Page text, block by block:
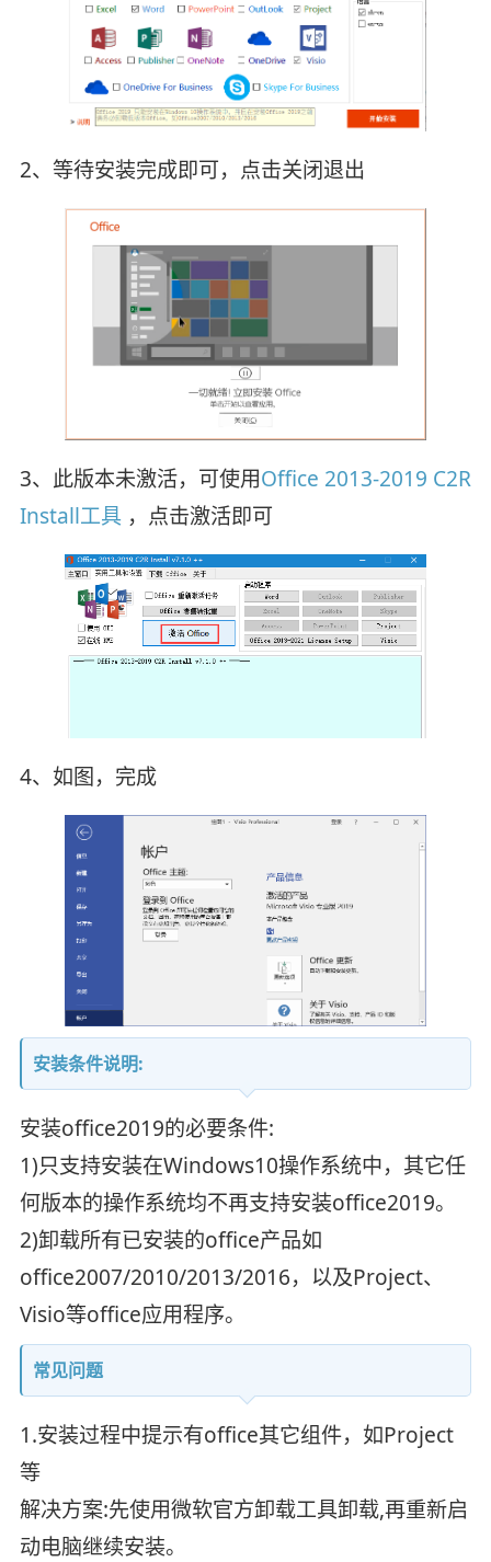
2、等待安装完成即可，点击关闭退出
3、此版本未激活，可使用Office 2013-2019 C2R
Install工具，点击激活即可
4、如图，完成
安装条件说明:
安装office2019的必要条件:
1)只支持安装在Windows10操作系统中，其它任
何版本的操作系统均不再支持安装office2019。
2)卸载所有已安装的office产品如
office2007/2010/2013/2016，以及Project、
Visio等office应用程序。
常见问题
1.安装过程中提示有office其它组件，如Project
等
解决方案:先使用微软官方卸载工具卸载,再重新启
动电脑继续安装。